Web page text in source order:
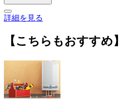
詳細を見る
【こちらもおすすめ】